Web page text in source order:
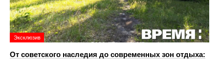
Эксклюзив
От советского наследия до современных зон отдыха: